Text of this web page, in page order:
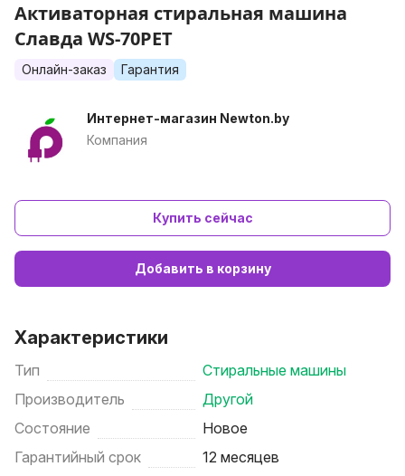
Активаторная стиральная машина
Славда WS-70PET
Онлайн-заказ Гарантия
Интернет-магазин Newton.by
Компания
Купить сейчас
Добавить в корзину
Характеристики
Тип
Стиральные машины
Производитель
Другой
Состояние
Новое
Гарантийный срок
12 месяцев